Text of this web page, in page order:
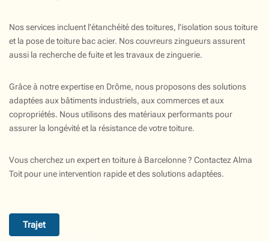
Nos services incluent l'étanchéité des toitures, l'isolation sous toiture
et la pose de toiture bac acier. Nos couvreurs zingueurs assurent
aussi la recherche de fuite et les travaux de zinguerie.
Grâce à notre expertise en Drôme, nous proposons des solutions
adaptées aux bâtiments industriels, aux commerces et aux
copropriétés. Nous utilisons des matériaux performants pour
assurer la longévité et la résistance de votre toiture.
Vous cherchez un expert en toiture à Barcelonne ? Contactez Alma
Toit pour une intervention rapide et des solutions adaptées.
Trajet